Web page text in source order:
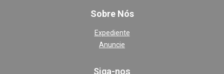
Sobre Nós
Expediente
Anuncie
Siga-nos